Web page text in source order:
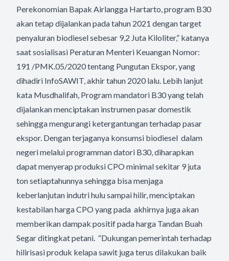
Perekonomian Bapak Airlangga Hartarto, program B30
akan tetap dijalankan pada tahun 2021 dengan target
penyaluran biodiesel sebesar 9,2 Juta Kiloliter,” katanya
saat sosialisasi Peraturan Menteri Keuangan Nomor:
191 /PMK.05/2020 tentang Pungutan Ekspor, yang
dihadiri InfoSAWIT, akhir tahun 2020 lalu. Lebih lanjut
kata Musdhalifah, Program mandatori B30 yang telah
dijalankan menciptakan instrumen pasar domestik
sehingga mengurangi ketergantungan terhadap pasar
ekspor. Dengan terjaganya konsumsi biodiesel dalam
negeri melalui programman datori B30, diharapkan
dapat menyerap produksi CPO minimal sekitar 9 juta
ton setiaptahunnya sehingga bisa menjaga
keberlanjutan indutri hulu sampai hilir, menciptakan
kestabilan harga CPO yang pada akhirnya juga akan
memberikan dampak positif pada harga Tandan Buah
Segar ditingkat petani. “Dukungan pemerintah terhadap
hilirisasi produk kelapa sawit juga terus dilakukan baik